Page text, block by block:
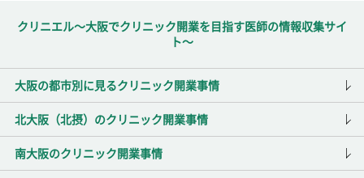
クリニエル～大阪でクリニック開業を目指す医師の情報収集サイ
ト～
大阪の都市別に見るクリニック開業事情
北大阪（北摂）のクリニック開業事情
南大阪のクリニック開業事情